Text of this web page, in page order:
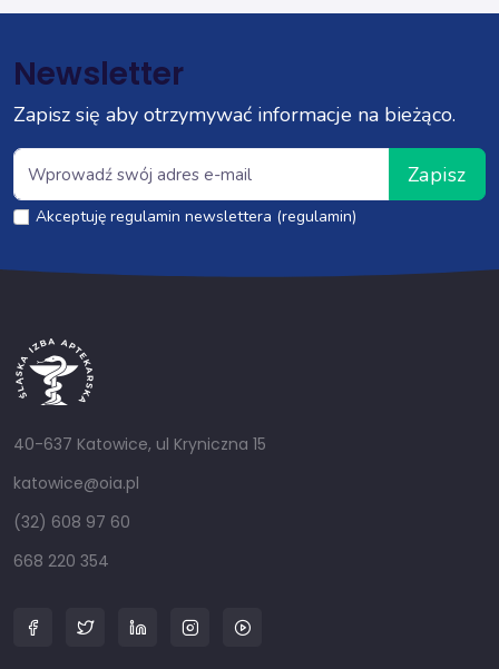
Newsletter
Zapisz się aby otrzymywać informacje na bieżąco.
Zapisz
Akceptuję regulamin newslettera (regulamin)
40-637 Katowice, ul Kryniczna 15
katowice@oia.pl
(32) 608 97 60
668 220 354